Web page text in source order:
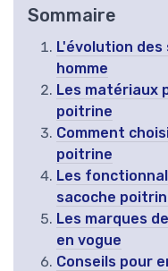
Sommaire
L'évolution
homme
Les matériaux
poitrine
Comment
poitrine
Les
sacoche
Les marques
en vogue
Conseils pour